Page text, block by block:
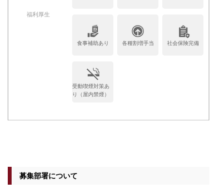
福利厚生
食事補助あり 各種割増手当 社会保険完備
受動喫煙対策あ
り（屋内禁煙）
募集部署について